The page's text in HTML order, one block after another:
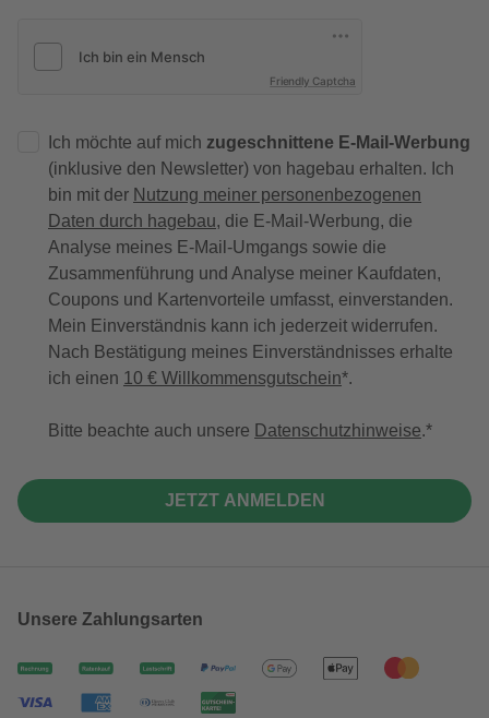
Friendly Captcha
Ich möchte auf mich zugeschnittene E-Mail-Werbung
(inklusive den Newsletter) von hagebau erhalten. Ich
bin mit der Nutzung meiner personenbezogenen
Daten durch hagebau, die E-Mail-Werbung, die
Analyse meines E-Mail-Umgangs sowie die
Zusammenführung und Analyse meiner Kaufdaten,
Coupons und Kartenvorteile umfasst, einverstanden.
Mein Einverständnis kann ich jederzeit widerrufen.
Nach Bestätigung meines Einverständnisses erhalte
ich einen 10 € Willkommensgutschein*.
Bitte beachte auch unsere Datenschutzhinweise.
JETZT ANMELDEN
Unsere Zahlungsarten